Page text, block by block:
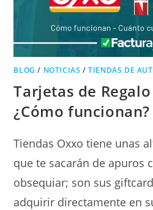
BLOG / NOTICIAS /TIENDAS DE
Tarjetas de
¿Cómo funcionan?
Tiendas Oxxo tiene unas
que te sacarán de apuros
obsequiar; son sus
adquirir directamente en